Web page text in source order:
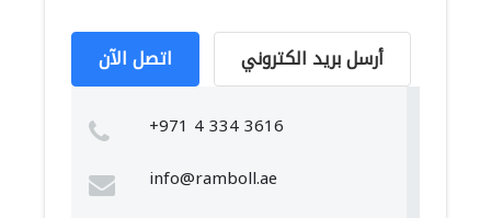
اتصل الآن أرسل بريد الكتروني
+971 4 334 3616
info@ramboll.ae